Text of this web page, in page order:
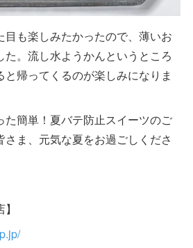
も楽しみたかったので、薄いお
た。流し水ようかんというところ
帰ってくるのが楽しみになりま
簡単！夏バテ防止スイーツのご
ま、元気な夏をお過ごしくださ